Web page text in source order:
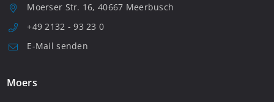
Moerser Str. 16, 40667 Meerbusch
+49 2132 - 93 23 0
E-Mail senden
Moers